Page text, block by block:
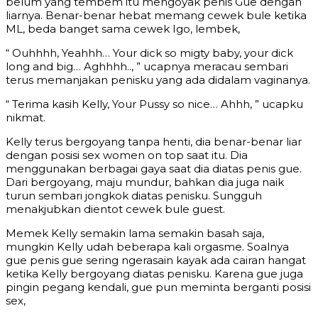
liarnya. Benar-benar hebat memang cewek bule ketika
ML, beda banget sama cewek Igo, lembek,
“ Ouhhhh, Yeahhh… Your dick so migty baby, your dick
long and big… Aghhhh.., ” ucapnya meracau sembari
terus memanjakan penisku yang ada didalam vaginanya.
“ Terima kasih Kelly, Your Pussy so nice… Ahhh, ” ucapku
nikmat.
Kelly terus bergoyang tanpa henti, dia benar-benar liar
dengan posisi sex women on top saat itu. Dia
menggunakan berbagai gaya saat dia diatas penis gue.
Dari bergoyang, maju mundur, bahkan dia juga naik
turun sembari jongkok diatas penisku. Sungguh
menakjubkan dientot cewek bule guest.
Memek Kelly semakin lama semakin basah saja,
mungkin Kelly udah beberapa kali orgasme. Soalnya
gue penis gue sering ngerasain kayak ada cairan hangat
ketika Kelly bergoyang diatas penisku. Karena gue juga
pingin pegang kendali, gue pun meminta berganti posisi
sex,